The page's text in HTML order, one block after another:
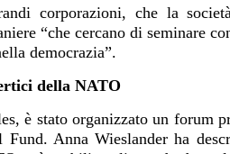
corporazioni, che la
“che cercano di seminare
democrazia”.
della NATO
è stato organizzato un forum
Anna Wieslander ha